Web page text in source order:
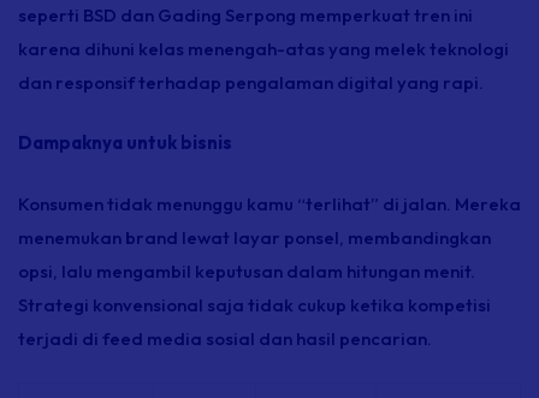
seperti BSD dan Gading Serpong memperkuat tren ini
karena dihuni kelas menengah-atas yang melek teknologi
dan responsif terhadap pengalaman digital yang rapi.
Dampaknya untuk bisnis
Konsumen tidak menunggu kamu “terlihat” di jalan. Mereka
menemukan brand lewat layar ponsel, membandingkan
opsi, lalu mengambil keputusan dalam hitungan menit.
Strategi konvensional saja tidak cukup ketika kompetisi
terjadi di feed media sosial dan hasil pencarian.